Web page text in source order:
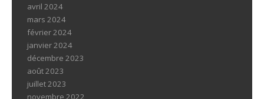
avril 2024
mars 2024
février 2024
janvier 2024
décembre 2023
août 2023
juillet 2023
novembre 2022